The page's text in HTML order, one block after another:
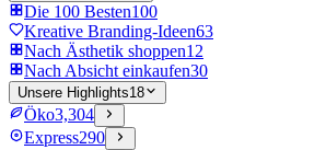
Die 100 Besten100
Kreative Branding-Ideen63
Nach Ästhetik shoppen12
Nach Absicht einkaufen30
Unsere Highlights18
Öko3,304
Express290